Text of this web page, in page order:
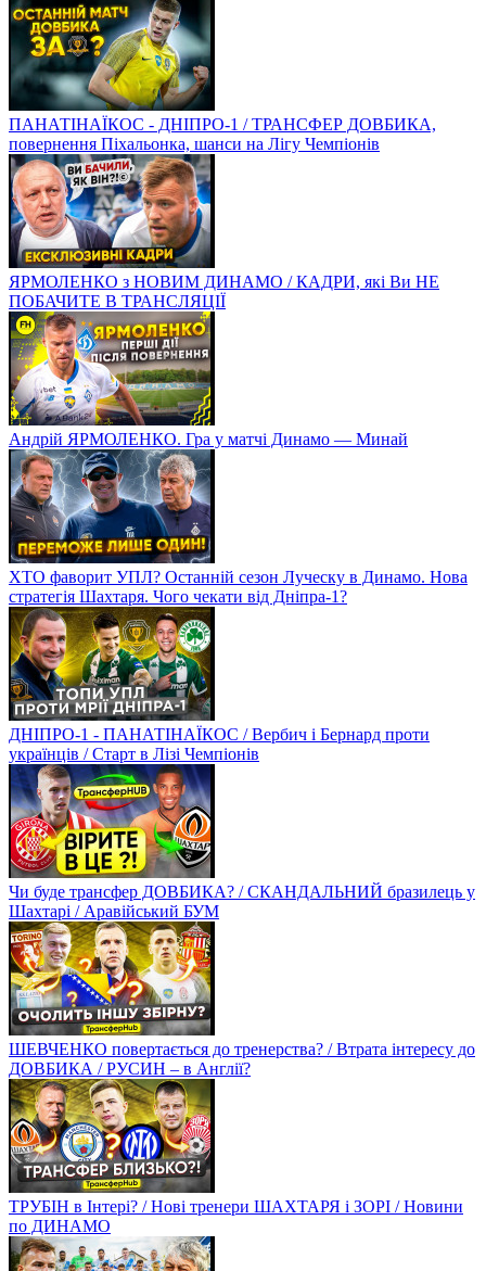
ПАНАТІНАЇКОС - ДНІПРО-1 / ТРАНСФЕР ДОВБИКА,
повернення Піхальонка, шанси на Лігу Чемпіонів
ЯРМОЛЕНКО з НОВИМ ДИНАМО / КАДРИ, які Ви НЕ
ПОБАЧИТЕ В ТРАНСЛЯЦІЇ
Андрій ЯРМОЛЕНКО. Гра у матчі Динамо — Минай
ХТО фаворит УПЛ? Останній сезон Луческу в Динамо. Нова
стратегія Шахтаря. Чого чекати від Дніпра-1?
ДНІПРО-1 - ПАНАТІНАЇКОС / Вербич і Бернард проти
українців / Старт в Лізі Чемпіонів
Чи буде трансфер ДОВБИКА? / СКАНДАЛЬНИЙ бразилець у
Шахтарі / Аравійський БУМ
ШЕВЧЕНКО повертається до тренерства? / Втрата інтересу до
ДОВБИКА / РУСИН – в Англії?
ТРУБІН в Інтері? / Нові тренери ШАХТАРЯ і ЗОРІ / Новини
по ДИНАМО